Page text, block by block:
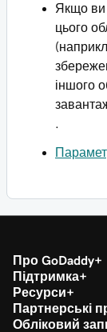
Якщо ви
цього
іншого
Про GoDaddy
Підтримка
Ресурси
Партнерські
Обліковий